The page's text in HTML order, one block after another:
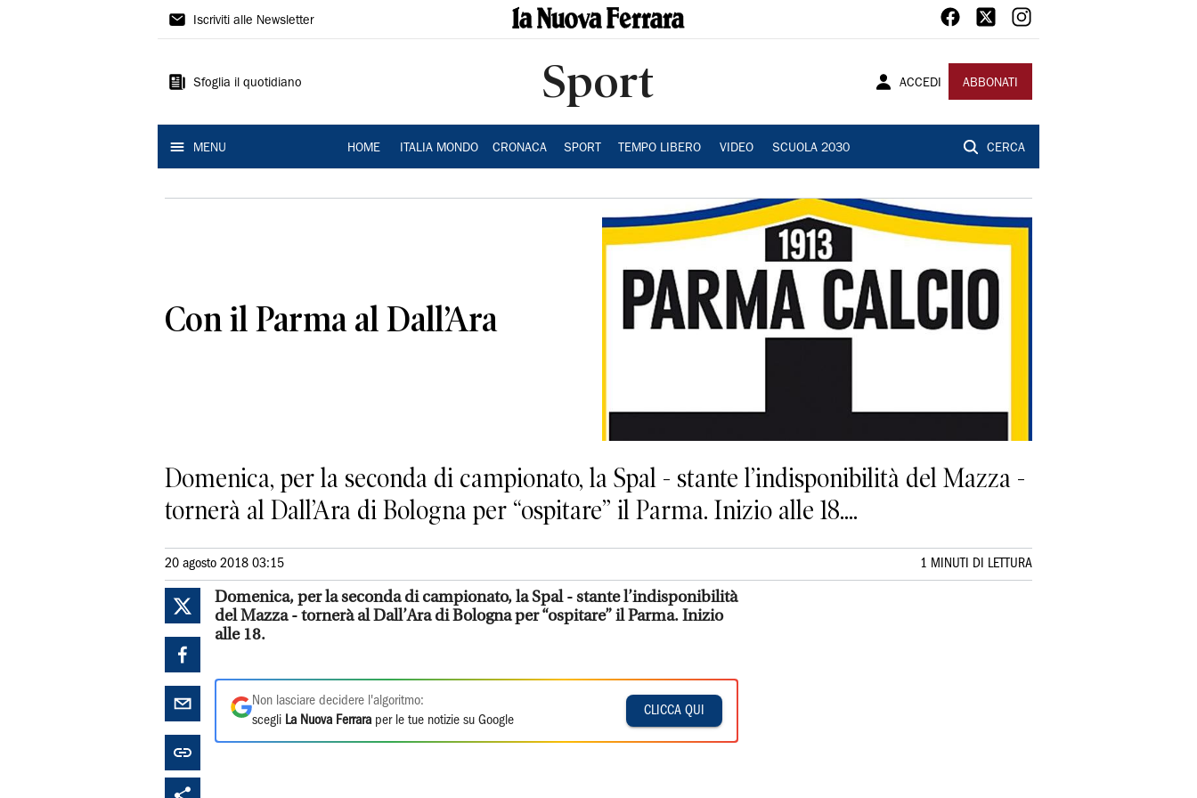
La
Ferrara
Iscriviti alle Newsletter
Sfoglia il quotidiano Sport ACCEDI ABBONATI
MENU HOME ITALIA MONDO CRONACA SPORT TEMPO LIBERO VIDEO SCUOLA 2030 CERCA
Con il Parma al Dall’Ara
Domenica, per la seconda di campionato, la Spal - stante l’indisponibilità del Mazza -
tornerà al Dall’Ara di Bologna per “ospitare” il Parma. Inizio alle 18....
20 agosto 2018 03:15 1 MINUTI DI LETTURA
Domenica, per la seconda di campionato, la Spal - stante l’indisponibilità
del Mazza - tornerà al Dall’Ara di Bologna per “ospitare” il Parma. Inizio
alle 18.
Non lasciare decidere l'algoritmo:
scegli La Nuova Ferrara per le tue notizie su Google
CLICCA QUI